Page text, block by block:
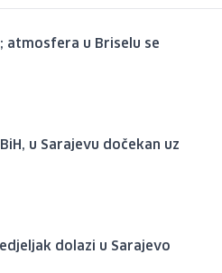
atmosfera u Briselu se
u Sarajevu dočekan uz
dolazi u Sarajevo